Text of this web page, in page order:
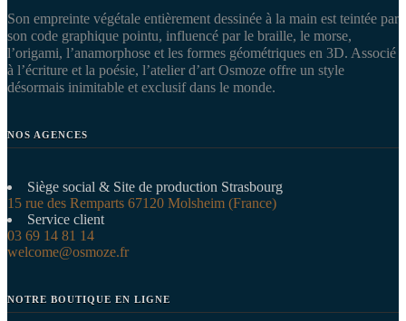
Son empreinte végétale entièrement dessinée à la main est teintée par
son code graphique pointu, influencé par le braille, le morse,
l’origami, l’anamorphose et les formes géométriques en 3D. Associé
à l’écriture et la poésie, l’atelier d’art Osmoze offre un style
désormais inimitable et exclusif dans le monde.
NOS AGENCES
Siège social & Site de production Strasbourg
15 rue des Remparts 67120 Molsheim (France)
Service client
03 69 14 81 14
welcome@osmoze.fr
NOTRE BOUTIQUE EN LIGNE